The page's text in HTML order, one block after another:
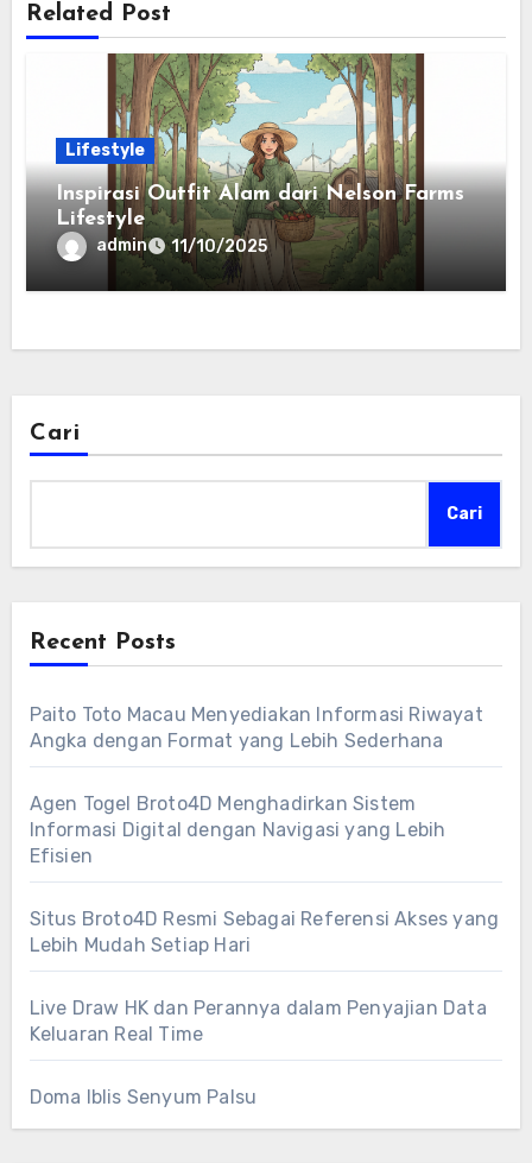
Related Post
Lifestyle
Inspirasi Outfit Alam dari Nelson Farms
Lifestyle
admin 11/10/2025
Cari
Cari
Recent Posts
Paito Toto Macau Menyediakan Informasi Riwayat
Angka dengan Format yang Lebih Sederhana
Agen Togel Broto4D Menghadirkan Sistem
Informasi Digital dengan Navigasi yang Lebih
Efisien
Situs Broto4D Resmi Sebagai Referensi Akses yang
Lebih Mudah Setiap Hari
Live Draw HK dan Perannya dalam Penyajian Data
Keluaran Real Time
Doma Iblis Senyum Palsu